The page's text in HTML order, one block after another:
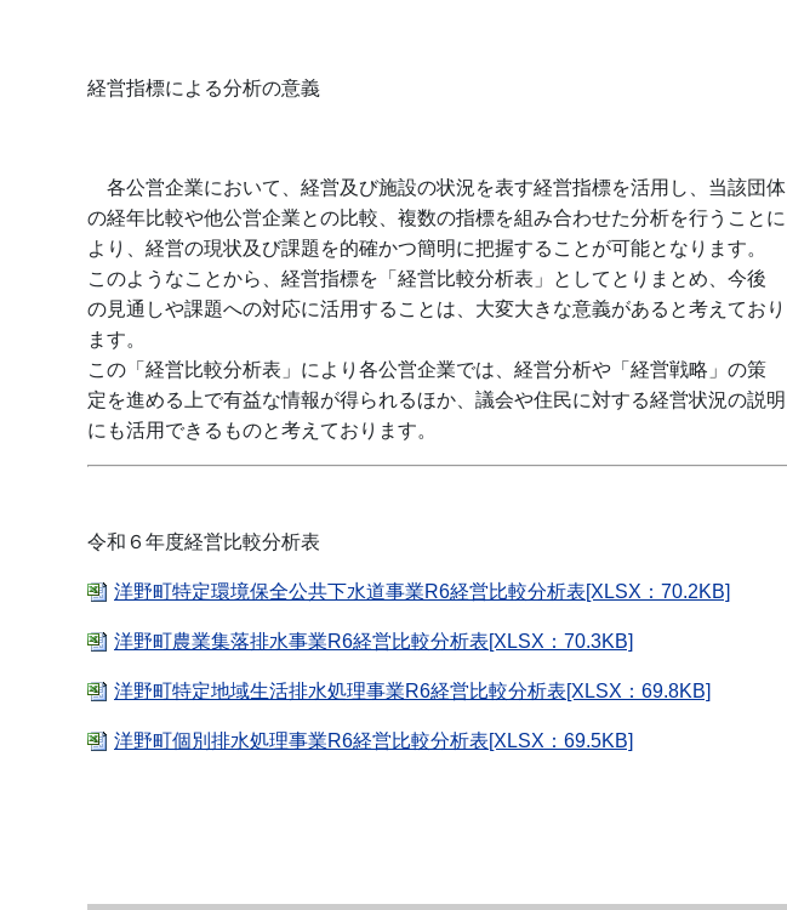
経営指標による分析の意義
各公営企業において、経営及び施設の状況を表す経営指標を活用し、当該団体
の経年比較や他公営企業との比較、複数の指標を組み合わせた分析を行うことに
より、経営の現状及び課題を的確かつ簡明に把握することが可能となります。
このようなことから、経営指標を「経営比較分析表」としてとりまとめ、今後
の見通しや課題への対応に活用することは、大変大きな意義があると考えており
ます。
この「経営比較分析表」により各公営企業では、経営分析や「経営戦略」の策
定を進める上で有益な情報が得られるほか、議会や住民に対する経営状況の説明
にも活用できるものと考えております。
令和６年度経営比較分析表
洋野町特定環境保全公共下水道事業R6経営比較分析表[XLSX：70.2KB]
洋野町農業集落排水事業R6経営比較分析表[XLSX：70.3KB]
洋野町特定地域生活排水処理事業R6経営比較分析表[XLSX：69.8KB]
洋野町個別排水処理事業R6経営比較分析表[XLSX：69.5KB]